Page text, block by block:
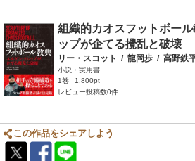
組織的カオスフットボー
ップが企てる攪乱と破壊
リー・スコット / 龍岡歩 / 高野鉄
小説・実用書
1巻
1,800pt
レビュー投稿数0件
この作品をシェアしよう